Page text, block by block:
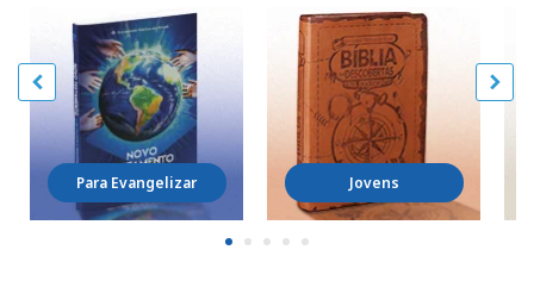
Para Evangelizar Jovens